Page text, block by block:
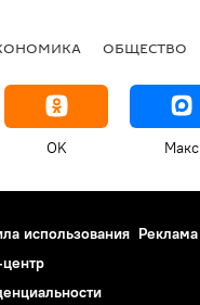
ОБЩЕСТВО
OK Макс
использования Реклама